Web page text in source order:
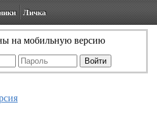
Личка
на мобильную версию